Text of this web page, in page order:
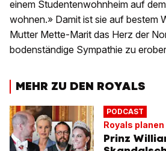
einem Studentenwohnheim auf
wohnen.» Damit ist sie auf bestem
Mutter Mette-Marit das Herz der
bodenständige Sympathie zu
MEHR ZU DEN ROYALS
PODCAST
Royals
Prinz